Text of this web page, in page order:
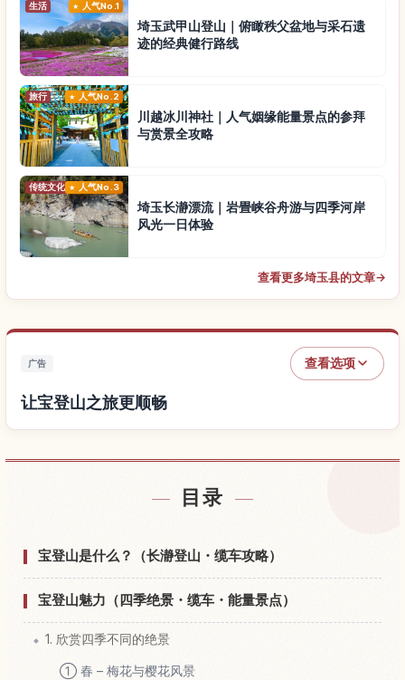
生活 人气No.1
埼玉武甲山登山｜俯瞰秩父盆地与采石遗
迹的经典健行路线
旅行 人气No.2
川越冰川神社｜人气姻缘能量景点的参拜
与赏景全攻略
传统文化 人气No.3
埼玉长瀞漂流｜岩畳峡谷舟游与四季河岸
风光一日体验
查看更多埼玉县的文章→
广告 查看选项
让宝登山之旅更顺畅
目录
宝登山是什么？（长瀞登山・缆车攻略）
宝登山魅力（四季绝景・缆车・能量景点）
1. 欣赏四季不同的绝景
① 春 – 梅花与樱花风景